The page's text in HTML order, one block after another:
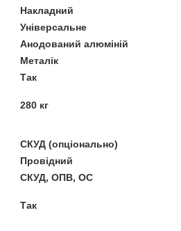
Накладний
Універсальне
Анодований алюміній
Металік
Так
280 кг
СКУД (опціонально)
Провідний
СКУД, ОПВ, ОС
Так